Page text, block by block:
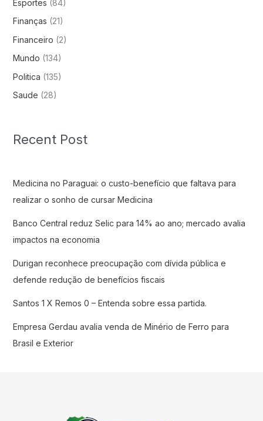
Esportes (84)
Finanças (21)
Financeiro (2)
Mundo (134)
Politica (135)
Saude (28)
Recent Post
Medicina no Paraguai: o custo-benefício que faltava para
realizar o sonho de cursar Medicina
Banco Central reduz Selic para 14% ao ano; mercado avalia
impactos na economia
Durigan reconhece preocupação com dívida pública e
defende redução de benefícios fiscais
Santos 1 X Remos 0 – Entenda sobre essa partida.
Empresa Gerdau avalia venda de Minério de Ferro para
Brasil e Exterior